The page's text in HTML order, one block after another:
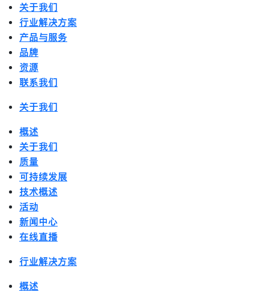
关于我们
行业解决方案
产品与服务
品牌
资源
联系我们
关于我们
概述
关于我们
质量
可持续发展
技术概述
活动
新闻中心
在线直播
行业解决方案
概述